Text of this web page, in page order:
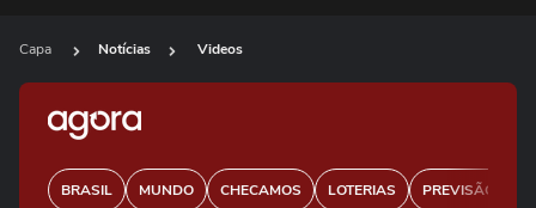
Capa Notícias Videos
BRASIL MUNDO CHECAMOS LOTERIAS PREVISÃO DO